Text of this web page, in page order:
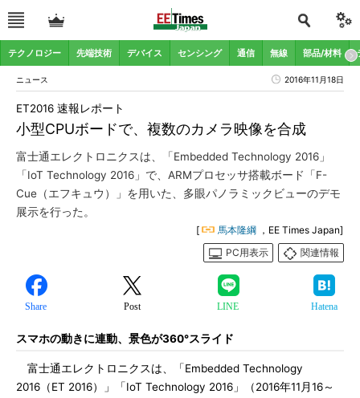
テクノロジー 先端技術 デバイス センシング 通信 無線 部品/材料
ニュース 2016年11月18日
小型CPUボードで、複数のカメラ映像を合成
ET2016 速報レポート
富士通エレクトロニクスは、「Embedded Technology 2016」
「IoT Technology 2016」で、ARMプロセッサ搭載ボード「F-
Cue（エフキュウ）」を用いた、多眼パノラミックビューのデモ
展示を行った。
[ 馬本隆綱 ，EE Times Japan]
PC用表示
関連情報
Share Post LINE Hatena
スマホの動きに連動、景色が360°スライド
富士通エレクトロニクスは、「Embedded Technology
2016（ET 2016）」「IoT Technology 2016」（2016年11月16～